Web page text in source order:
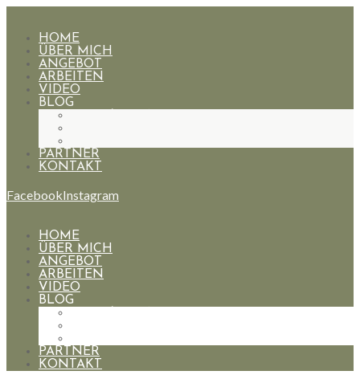
HOME
ÜBER MICH
ANGEBOT
ARBEITEN
VIDEO
BLOG
PARTNER
KONTAKT
FacebookInstagram
HOME
ÜBER MICH
ANGEBOT
ARBEITEN
VIDEO
BLOG
PARTNER
KONTAKT